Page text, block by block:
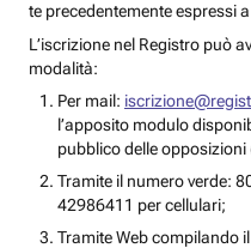
te precedentemente espressi
L’iscrizione nel Registro può
modalità:
Per mail:
l’apposito modulo
pubblico delle
Tramite il numero verde:
42986411 per cellulari;
Tramite Web compilando